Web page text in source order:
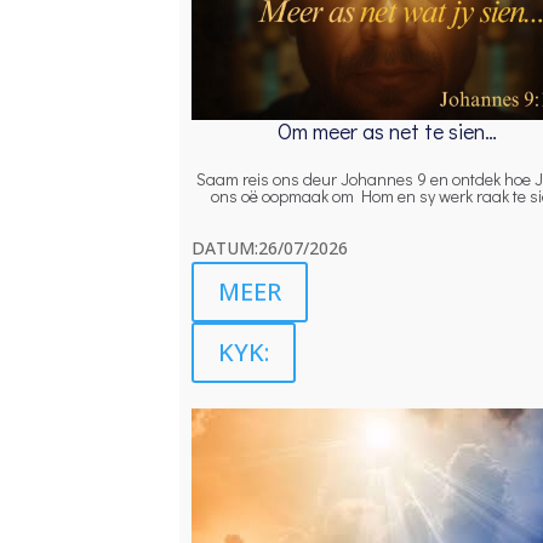
Om meer as net te sien…
Saam reis ons deur Johannes 9 en ontdek hoe
ons oë oopmaak om Hom en sy werk raak te
DATUM:26/07/2026
MEER
KYK: